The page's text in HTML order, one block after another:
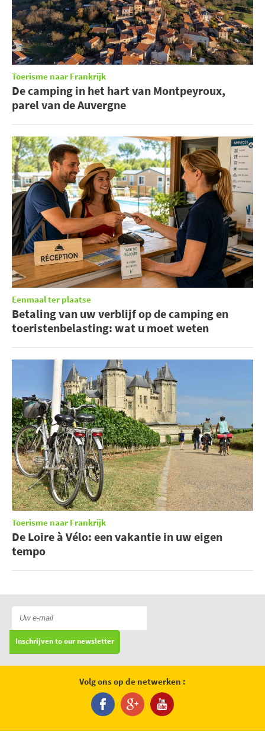
Toerisme naar Frankrijk
De camping in het hart van Montpeyroux,
parel van de Auvergne
Eenmaal ter plaatse
Betaling van uw verblijf op de camping en
toeristenbelasting: wat u moet weten
Toerisme naar Frankrijk
De Loire à Vélo: een vakantie in uw eigen
tempo
Inschrijven to our newsletter
Volg ons op de netwerken :